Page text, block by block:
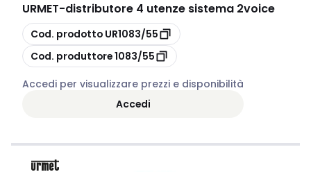
URMET-distributore 4 utenze sistema 2voice
copia
Cod. prodotto UR1083/55
copia
Cod. produttore1083/55
Accedi per visualizzare prezzi e disponibilità
Accedi